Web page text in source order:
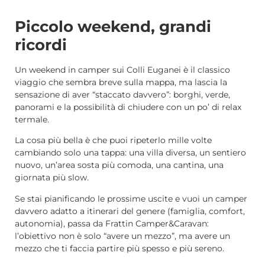
Piccolo weekend, grandi
ricordi
Un weekend in camper sui Colli Euganei è il classico
viaggio che sembra breve sulla mappa, ma lascia la
sensazione di aver “staccato davvero”: borghi, verde,
panorami e la possibilità di chiudere con un po’ di relax
termale.
La cosa più bella è che puoi ripeterlo mille volte
cambiando solo una tappa: una villa diversa, un sentiero
nuovo, un’area sosta più comoda, una cantina, una
giornata più slow.
Se stai pianificando le prossime uscite e vuoi un camper
davvero adatto a itinerari del genere (famiglia, comfort,
autonomia), passa da Frattin Camper&Caravan:
l’obiettivo non è solo “avere un mezzo”, ma avere un
mezzo che ti faccia partire più spesso e più sereno.